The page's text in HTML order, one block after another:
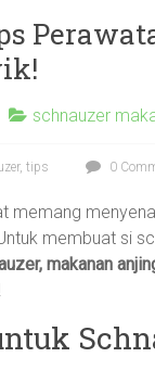
schnauzer
, tips 0
memang
membuat si
makanan